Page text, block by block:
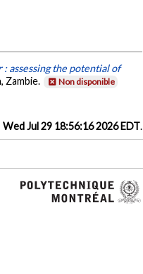
assessing the potential of
Zambie. Non disponible
Wed Jul 29 18:56:16 2026 EDT.